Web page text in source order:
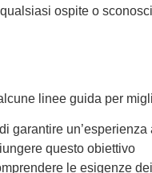
ospite o
linee guida per
garantire
questo obiettivo
le esigenze